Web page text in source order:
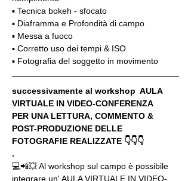
▪️ Tecnica bokeh - sfocato
▪️ Diaframma e Profondità di campo
▪️ Messa a fuoco
▪️ Corretto uso dei tempi & ISO
▪️ Fotografia del soggetto in movimento
successivamente al workshop  AULA
VIRTUALE IN VIDEO-CONFERENZA
PER UNA LETTURA, COMMENTO &
POST-PRODUZIONE DELLE
FOTOGRAFIE REALIZZATE 👇👇👇
.
💻📲💥 Al workshop sul campo è possibile
integrare un' AULA VIRTUALE IN VIDEO-